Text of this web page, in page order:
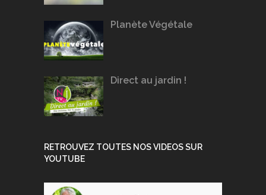
Planète Végétale
Direct au jardin !
RETROUVEZ TOUTES NOS VIDEOS SUR
YOUTUBE